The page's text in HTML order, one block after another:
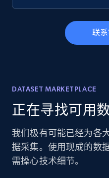
联
DATASET MARKETPLACE
正在寻找可用
我们极有可能已经为各
据采集。使用现成的数
需操心技术细节。